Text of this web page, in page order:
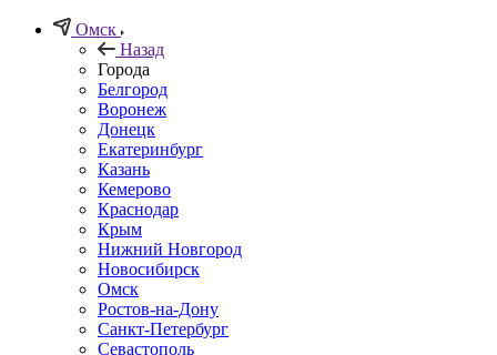
Омск
Назад
Города
Белгород
Воронеж
Донецк
Екатеринбург
Казань
Кемерово
Краснодар
Крым
Нижний Новгород
Новосибирск
Омск
Ростов-на-Дону
Санкт-Петербург
Севастополь